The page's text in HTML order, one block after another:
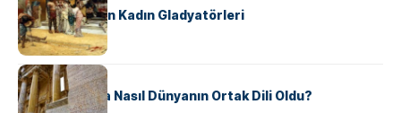
Antik Roma’nın Kadın Gladyatörleri
KÜLTÜR
Antik Yunanca Nasıl Dünyanın Ortak Dili Oldu?